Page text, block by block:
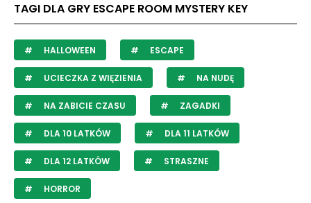
TAGI DLA GRY ESCAPE ROOM MYSTERY KEY
HALLOWEEN ESCAPE
UCIECZKA Z WIĘZIENIA NA NUDĘ
NA ZABICIE CZASU ZAGADKI
DLA 10 LATKÓW DLA 11 LATKÓW
DLA 12 LATKÓW STRASZNE
HORROR